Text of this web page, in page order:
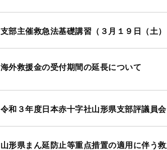
支部主催救急法基礎講習（３月１９日（土
海外救援金の受付期間の延長について
令和３年度日本赤十字社山形県支部評議員
山形県まん延防止等重点措置の適用に伴う